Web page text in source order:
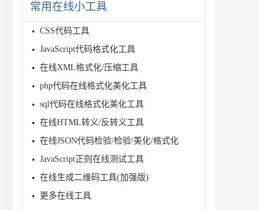
常用在线小工具
CSS代码工具
JavaScript代码格式化工具
在线XML格式化/压缩工具
php代码在线格式化美化工具
sql代码在线格式化美化工具
在线HTML转义/反转义工具
在线JSON代码检验/检验/美化/格式化
JavaScript正则在线测试工具
在线生成二维码工具(加强版)
更多在线工具